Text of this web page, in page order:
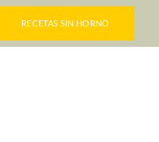
RECETAS SIN HORNO